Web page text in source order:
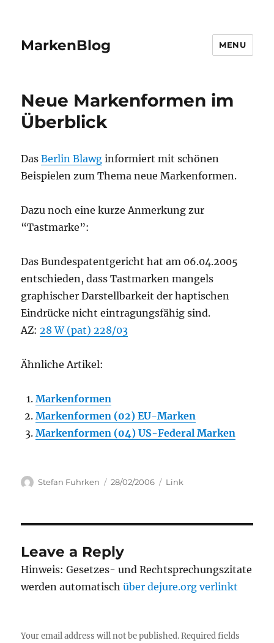
MarkenBlog MENU
Neue Markenformen im
Überblick
DasBerlin Blawg informiert mit schönen
Beispielen zum Thema neue Markenformen.
Dazu noch eine kurze Anmerkung zur
“Tastmarke”:
Das Bundespatentgericht hat am 06.04.2005
entschieden, dass Tastmarken mangels
graphischer Darstellbarkeit der haptischen
Eindrücke nicht eintragungsfähig sind.
AZ:28 W (pat) 228/03
Ähnliche Artikel:
Markenformen
Markenformen (02) EU-Marken
Markenformen (04) US-Federal Marken
Author
Stefan Fuhrken
Posted
28/02/2006 Categories
Link
Leave a Reply
Hinweis: Gesetzes- und Rechtsprechungszitate
werden automatischüber dejure.org verlinkt
Your email address will not be published. Required fields